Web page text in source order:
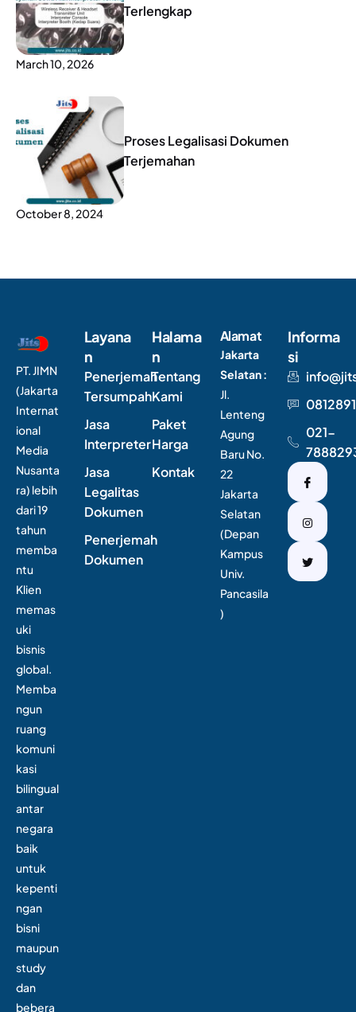
Terlengkap
March 10, 2026
Proses Legalisasi Dokumen
Terjemahan
October 8, 2024
PT. JIMN
(Jakarta
Internat
ional
Media
Nusanta
ra) lebih
dari 19
tahun
memba
ntu
Klien
memas
uki
bisnis
global.
Memba
ngun
ruang
komuni
kasi
bilingual
antar
negara
baik
untuk
kepenti
ngan
bisni
maupun
study
dan
bebera
Layana
n
Penerjemah
Tersumpah
Jasa
Interpreter
Jasa
Legalitas
Dokumen
Penerjemah
Dokumen
Halama
n
Tentang
Kami
Paket
Harga
Kontak
Alamat
Jakarta
Selatan :
Jl.
Lenteng
Agung
Baru No.
22
Jakarta
Selatan
(Depan
Kampus
Univ.
Pancasila
)
Informa
si
021-